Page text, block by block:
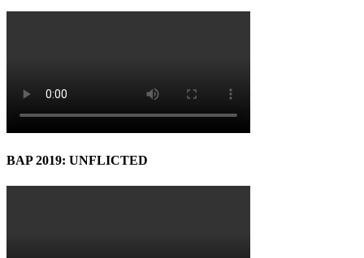
BAP 2019: UNFLICTED